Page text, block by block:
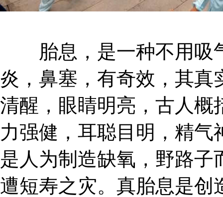
胎息，是一种不用吸
炎，鼻塞，有奇效，其真
清醒，眼睛明亮，古人概
力强健，耳聪目明，精
是人为制造缺氧，野路
遭短寿之灾。真胎息是创